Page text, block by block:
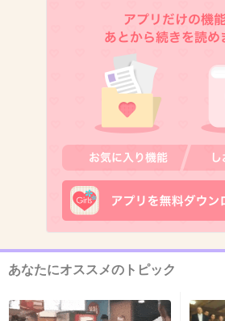
2026/06/03(水) 21:14:55
転売ヤーがいなかったら長時
+272
2026/06/03(水) 21:15:00
貧乏人同士の取引
あなたにオススメのトピック